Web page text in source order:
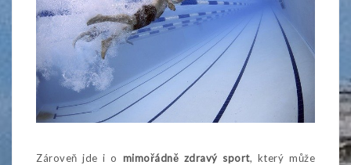
Zároveň jde i o mimořádně zdravý sport, který může